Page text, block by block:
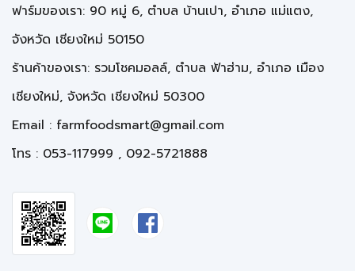
ฟาร์มของเรา: 90 หมู่ 6, ตำบล บ้านเปา, อำเภอ แม่แตง,
จังหวัด เชียงใหม่ 50150
ร้านค้าของเรา: รวมโชคมอลล์, ตำบล ฟ้าฮ่าม, อำเภอ เมือง
เชียงใหม่, จังหวัด เชียงใหม่ 50300
Email : farmfoodsmart@gmail.com
โทร : 053-117999 , 092-5721888